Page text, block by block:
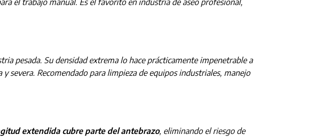
el trabajo manual. Es el favorito en industria de aseo profesional,
pesada. Su densidad extrema lo hace prácticamente impenetrable a
severa. Recomendado para limpieza de equipos industriales, manejo
extendida cubre parte del antebrazo, eliminando el riesgo de